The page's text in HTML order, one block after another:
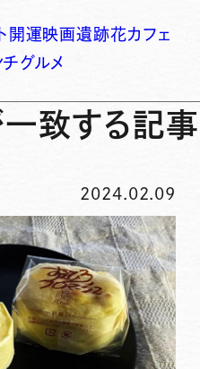
開運映画遺跡花カフェ
チグルメ
一致する記事
2024.02.09